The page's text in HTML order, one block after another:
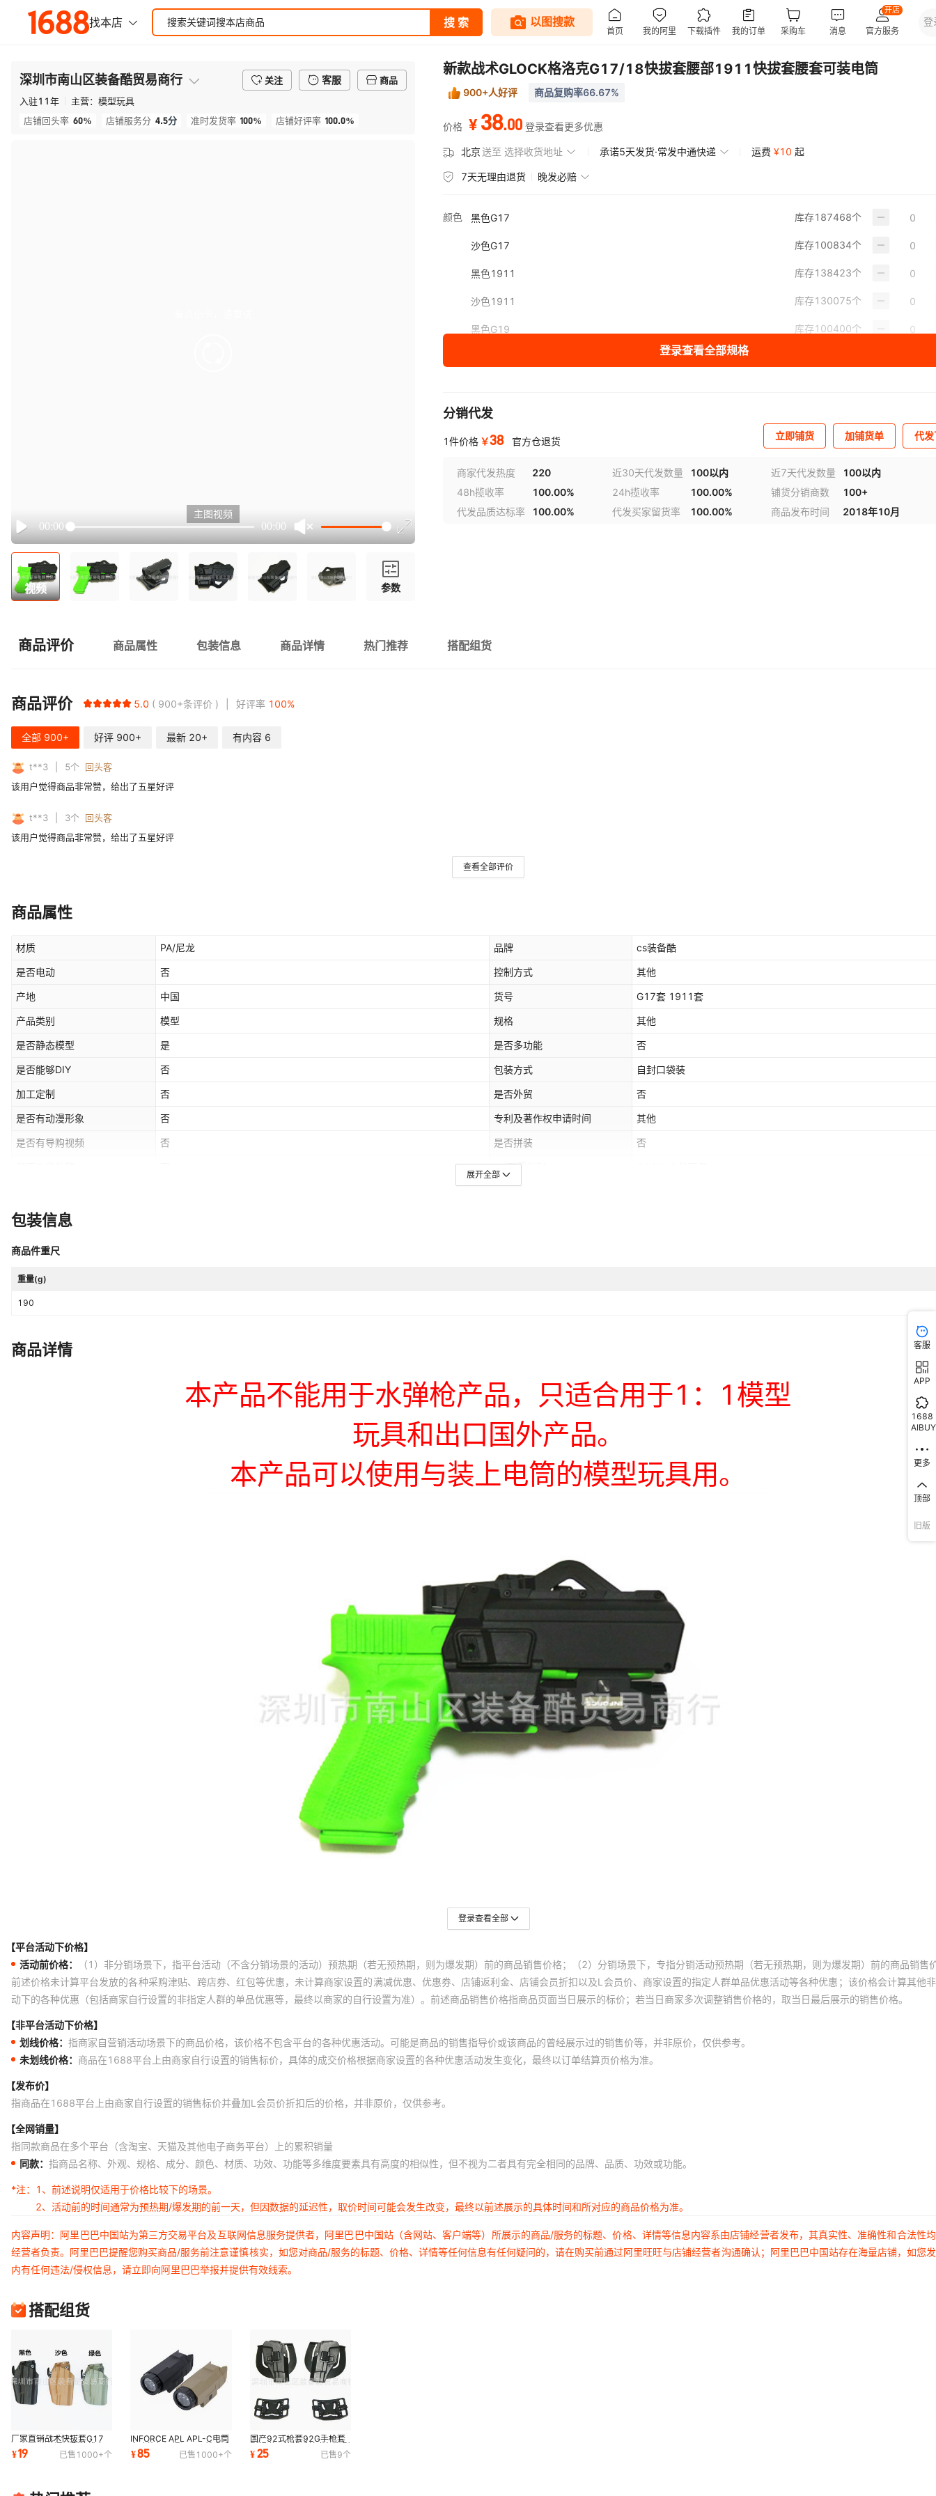
深圳市南山区装备酷贸易商行 关注 客服
商品
入驻11年 主营： 模型玩具
店铺回头率 60% 店铺服务分 4.5分 准时发货率 100% 店铺好评率 100.0%
Play
00:00 00:00
主图视频
视频 参数
新款战术GLOCK格洛克G17/18快拔套腰部1911快拔套腰套可装电筒
900+人好评 商品复购率66.67%
价格 ¥ 38.00 登录查看更多优惠
北京送至 选择收货地址 承诺5天发货·常发中通快递 运费 ¥10 起
7天无理由退货 晚发必赔
颜色 黑色G17 库存187468个
沙色G17 库存100834个
黑色1911 库存138423个
沙色1911 库存130075个
黑色G19 库存100400个
沙色P320
登录查看全部规格
分销代发
1件价格 ￥38 官方仓退货 立即铺货 加铺货单 代
商家代发热度 220 近30天代发数量 100以内 近7天代发数量
100以内
48h揽收率
100.00% 24h揽收率 100.00% 铺货分销商数
100+
代发品质达标率
100.00% 代发买家留货率 100.00% 商品发布时间 2018年10月
商品评价 商品属性 包装信息 商品详情 热门推荐 搭配组货
商品评价 5.0 900+条评价 好评率 100%
全部 900+ 好评 900+ 最新 20+ 有内容 6
t**3 5个 回头客
该用户觉得商品非常赞，给出了五星好评
t**3 3个 回头客
该用户觉得商品非常赞，给出了五星好评
查看全部评价
商品属性
材质 PA/尼龙 品牌 cs装备酷
是否电动 否 控制方式 其他
产地 中国 货号 G17套 1911套
产品类别 模型 规格 其他
是否静态模型 是 是否多功能 否
是否能够DIY 否 包装方式 自封口袋装
加工定制 否 是否外贸 否
是否有动漫形象 否 专利及著作权申请时间 其他
是否有导购视频 否 是否拼装 否
3C配置类别
适用年龄
展开全部
包装信息
商品件重尺
重量(g)
190
商品详情
登录查看全部
【平台活动下价格】
活动前价格：
（1）非分销场景下，指平台活动（不含分销场景的活动）预热期（若无预热期，则为爆发期）前的商品销售价格；（2）分销场景下，专指分销活动预热期（若无预热期，则为爆发期）前的商品销售
前述价格未计算平台发放的各种采购津贴、跨店券、红包等优惠，未计算商家设置的满减优惠、优惠券、店铺返利金、店铺会员折扣以及L会员价、商家设置的指定人群单品优惠活动等各种优惠；该价格会计算其他
动下的各种优惠（包括商家自行设置的非指定人群的单品优惠等，最终以商家的自行设置为准）。前述商品销售价格指商品页面当日展示的标价；若当日商家多次调整销售价格的，取当日最后展示的销售价格。
【非平台活动下价格】
划线价格： 指商家自营销活动场景下的商品价格，该价格不包含平台的各种优惠活动。可能是商品的销售指导价或该商品的曾经展示过的销售价等，并非原价，仅供参考。
未划线价格： 商品在1688平台上由商家自行设置的销售标价，具体的成交价格根据商家设置的各种优惠活动发生变化，最终以订单结算页价格为准。
【发布价】
指商品在1688平台上由商家自行设置的销售标价并叠加L会员价折扣后的价格，并非原价，仅供参考。
【全网销量】
指同款商品在多个平台（含淘宝、天猫及其他电子商务平台）上的累积销量
同款： 指商品名称、外观、规格、成分、颜色、材质、功效、功能等多维度要素具有高度的相似性，但不视为二者具有完全相同的品牌、品质、功效或功能。
*注：
1、前述说明仅适用于价格比较下的场景。
2、活动前的时间通常为预热期/爆发期的前一天，但因数据的延迟性，取价时间可能会发生改变，最终以前述展示的具体时间和所对应的商品价格为准。
内容声明：阿里巴巴中国站为第三方交易平台及互联网信息服务提供者，阿里巴巴中国站（含网站、客户端等）所展示的商品/服务的标题、价格、详情等信息内容系由店铺经营者发布，其真实性、准确性和合法性
经营者负责。阿里巴巴提醒您购买商品/服务前注意谨慎核实，如您对商品/服务的标题、价格、详情等任何信息有任何疑问的，请在购买前通过阿里旺旺与店铺经营者沟通确认；阿里巴巴中国站存在海量店铺，如您
内有任何违法/侵权信息，请立即向阿里巴巴举报并提供有效线索。
搭配组货
厂家直销战术快拔套G17
M92 P226通用型快拔套
腰部快拔套格洛克套
¥19 已售 1000+个
INFORCE APL APL-C电筒
多功能频闪爆闪LED战术手
电筒忽必烈P1专用
¥85 已售 1000+个
国产92式枪套92G手枪套
影视道具快拔手枪套舞台影
视表演道具
¥25 已售9个
客服
APP
1688
AIBUY
更多
顶部
旧版